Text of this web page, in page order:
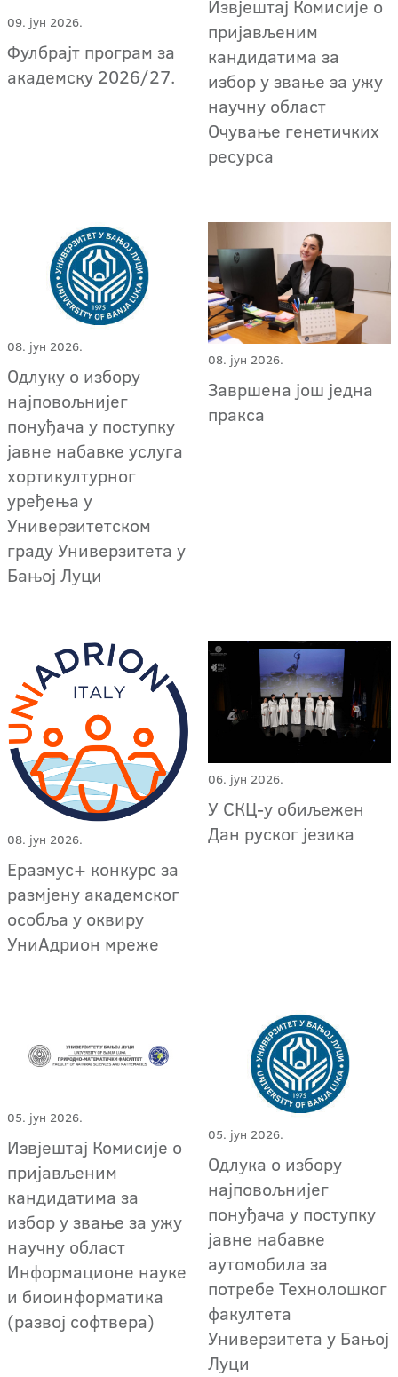
09. јун 2026.
Фулбрајт програм за
академску 2026/27.
Извјештај Комисије о
пријављеним
кандидатима за
избор у звање за ужу
научну област
Очување генетичких
ресурса
08. јун 2026.
Одлуку о избору
најповољнијег
понуђача у поступку
јавне набавке услуга
хортикултурног
уређења у
Универзитетском
граду Универзитета у
Бањој Луци
08. јун 2026.
Завршена још једна
пракса
08. јун 2026.
Еразмус+ конкурс за
размјену академског
особља у оквиру
УниАдрион мреже
06. јун 2026.
У СКЦ-у обиљежен
Дан руског језика
05. јун 2026.
Извјештај Комисије о
пријављеним
кандидатима за
избор у звање за ужу
научну област
Информационе науке
и биоинформатика
(развој софтвера)
05. јун 2026.
Одлука о избору
најповољнијег
понуђача у поступку
јавне набавке
аутомобила за
потребе Технолошког
факултета
Универзитета у Бањој
Луци